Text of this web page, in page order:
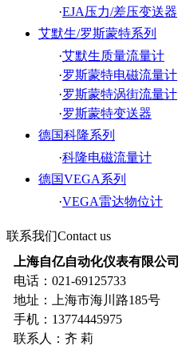
·EJA压力/差压变送器
艾默生/罗斯蒙特系列
·艾默生质量流量计
·罗斯蒙特电磁流量计
·罗斯蒙特涡街流量计
·罗斯蒙特变送器
德国科隆系列
·科隆电磁流量计
德国VEGA系列
·VEGA雷达物位计
联系我们Contact us
上海自亿自动化仪表有限公司
电话：021-69125733
地址：上海市海川路185号
手机：13774445975
联系人：齐 莉